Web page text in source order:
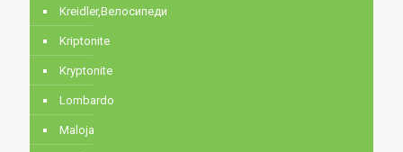
Kreidler,Велосипеди
Kriptonite
Kryptonite
Lombardo
Maloja